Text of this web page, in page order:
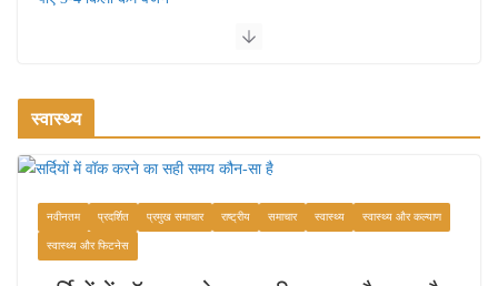
July 30, 2026
खाने के शौकीनों के लिए कश्मीर के 5 बेहतरीन
August 6, 2026 1 Comment
स्वास्थ्य
नवीनतम प्रदर्शित प्रमुख समाचार राष्ट्रीय समाचार स्वास्थ्य स्वास्थ्य और कल्याण
स्वास्थ्य और फिटनेस